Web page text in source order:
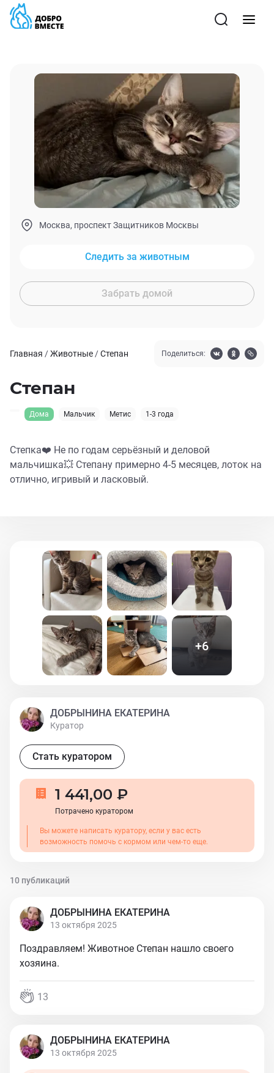
Москва, проспект Защитников Москвы
Следить за животным
Забрать домой
Главная /Животные /Степан Поделиться:
Степан
Дома Мальчик Метис 1-3 года
Степка❤️ Не по годам серьёзный и деловой
мальчишка💥 Степану примерно 4-5 месяцев, лоток на
отлично, игривый и ласковый.
+6
ДОБРЫНИНА ЕКАТЕРИНА
Куратор
Стать куратором
1 441,00 ₽
Потрачено куратором
Вы можете написать куратору, если у вас есть
возможность помочь с кормом или чем-то еще.
10 публикаций
ДОБРЫНИНА ЕКАТЕРИНА
13 октября 2025
Поздравляем! Животное Степан нашло своего
хозяина.
13
ДОБРЫНИНА ЕКАТЕРИНА
13 октября 2025